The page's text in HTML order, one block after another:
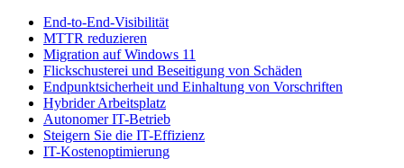
End-to-End-Visibilität
MTTR reduzieren
Migration auf Windows 11
Flickschusterei und Beseitigung von Schäden
Endpunktsicherheit und Einhaltung von Vorschriften
Hybrider Arbeitsplatz
Autonomer IT-Betrieb
Steigern Sie die IT-Effizienz
IT-Kostenoptimierung